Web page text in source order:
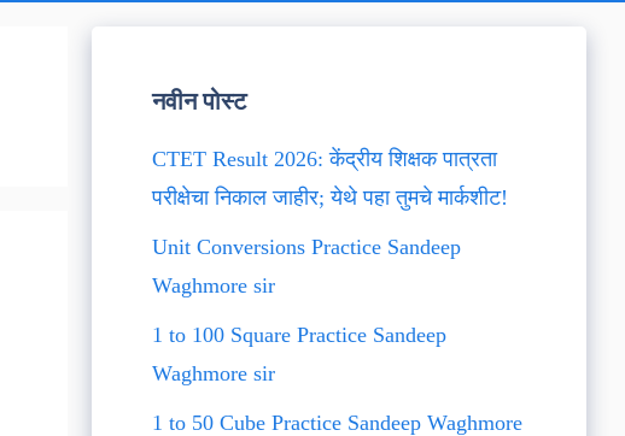
नवीन पोस्ट
CTET Result 2026: केंद्रीय शिक्षक पात्रता
परीक्षेचा निकाल जाहीर; येथे पहा तुमचे मार्कशीट!
Unit Conversions Practice Sandeep
Waghmore sir
1 to 100 Square Practice Sandeep
Waghmore sir
1 to 50 Cube Practice Sandeep Waghmore